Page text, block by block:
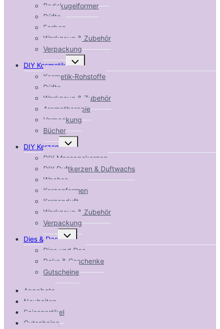
Badekugelformer
Düfte
Farben
Werkzeug & Zubehör
Verpackung
DIY Kosmetik
Untermenü
umschalten
Kosmetik-Rohstoffe
Düfte
Werkzeug & Zubehör
Aromatherapie
Verpackung
Bücher
DIY Kerzen
Untermenü
umschalten
DIY Massagekerzen
DIY Duftkerzen & Duftwachs
Wachse
Kerzenformen
Kerzenduft
Werkzeug & Zubehör
Verpackung
Dies & Das
Untermenü
umschalten
Dies und Das
Deko & Geschenke
Gutscheine
Angebote
Neuheiten
Saisonartikel
Gutscheine